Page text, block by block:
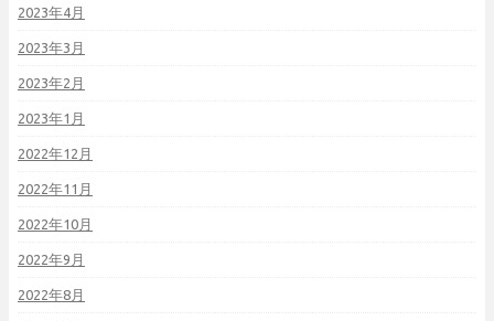
2023年4月
2023年3月
2023年2月
2023年1月
2022年12月
2022年11月
2022年10月
2022年9月
2022年8月